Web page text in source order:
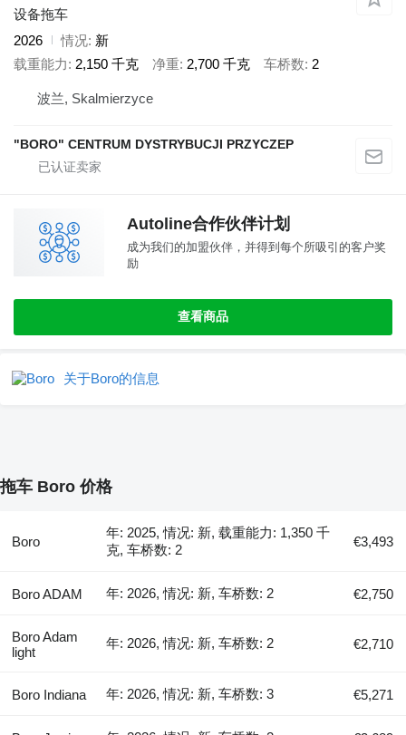
设备拖车
2026
情况 新
载重能力 2,150 千克 净重 2,700 千克 车桥数 2
波兰, Skalmierzyce
"BORO" CENTRUM DYSTRYBUCJI PRZYCZEP
Autoline合作伙伴计划
成为我们的加盟伙伴，并得到每个所吸引的客户奖
励
查看商品
关于Boro的信息
拖车 Boro 价格
Boro
年: 2025, 情况: 新, 载重能力: 1,350 千
克, 车桥数: 2
€3,493
Boro ADAM 年: 2026, 情况: 新, 车桥数: 2 €2,750
Boro Adam
light
年: 2026, 情况: 新, 车桥数: 2 €2,710
Boro Indiana 年: 2026, 情况: 新, 车桥数: 3 €5,271